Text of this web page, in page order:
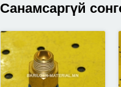
Санамсаргүй
Гагнуур Автомат
харанхуйлах нүүрний
маск